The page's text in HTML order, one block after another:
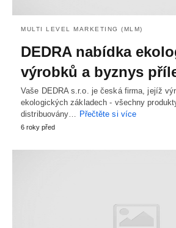
MULTI LEVEL MARKETING (MLM)
DEDRA nabídka
výrobků a byznys
Vaše DEDRA s.r.o. je česká firma, jejíž
ekologických základech - všechny
distribuovány… Přečtěte si více
6 roky před